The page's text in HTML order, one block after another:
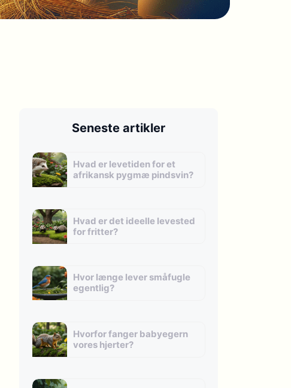
Seneste artikler
Hvad er levetiden for et
afrikansk pygmæ pindsvin?
Hvad er det ideelle levested
for fritter?
Hvor længe lever småfugle
egentlig?
Hvorfor fanger babyegern
vores hjerter?